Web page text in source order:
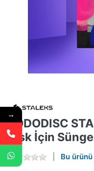
PODODISC
Disk İçin
Bu
→